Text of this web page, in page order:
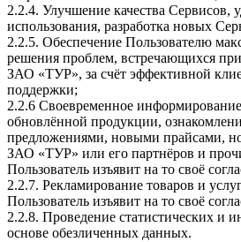
2.2.4. Улучшение качества Сервисов,
использования, разработка новых
2.2.5. Обеспечение Пользователю
решения проблем, встречающихся
ЗАО «ТУР», за счёт эффективной
поддержки;
2.2.6 Своевременное
обновлённой продукции,
предложениями, новыми прайсами,
ЗАО «ТУР» или его партнёров и
Пользователь изъявит на то своё
2.2.7. Рекламирование товаров и
Пользователь изъявит на то своё
2.2.8. Проведение статистических и
основе обезличенных данных.